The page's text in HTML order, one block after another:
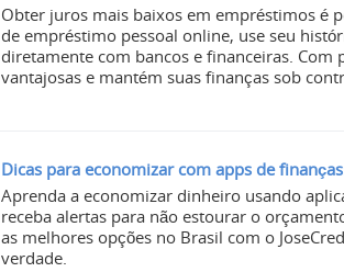
Obter juros mais baixos em empréstimos é
de empréstimo pessoal online, use seu
diretamente com bancos e financeiras. Com
vantajosas e mantém suas finanças sob
Dicas para economizar com apps de
Aprenda a economizar dinheiro usando
receba alertas para não estourar o
as melhores opções no Brasil com o
verdade.